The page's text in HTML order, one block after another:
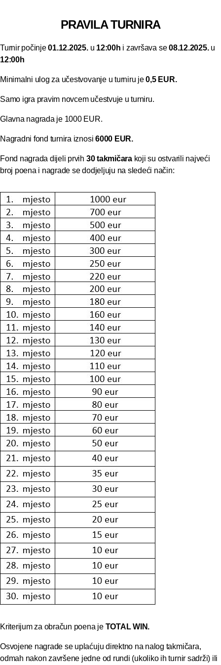
PRAVILA TURNIRA
Turnir počinje01.12.2025.u 12:00h i završava se08.12.2025.u
12:00h
Minimalni ulog za učestvovanje u turniru je0,5 EUR.
Samo igra pravim novcem učestvuje u turniru.
Glavna nagrada je 1000 EUR.
Nagradni fond turnira iznosi6000 EUR.
Fond nagrada dijeli prvih 30 takmičarakoji su ostvarili najveći
broj poena i nagrade se dodjeljuju na sledeći način:
Kriterijum za obračun poena je TOTAL WIN.
Osvojene nagrade se uplaćuju direktno na nalog takmičara,
odmah nakon završene jedne od rundi (ukoliko ih turnir sadrži) ili